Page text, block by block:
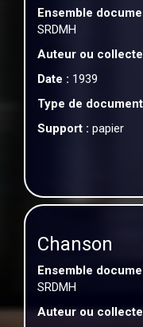
Ensemble
SRDMH
Auteur ou
Date : 1939
Type de
Support : papier
Chanson
Ensemble
SRDMH
Auteur ou